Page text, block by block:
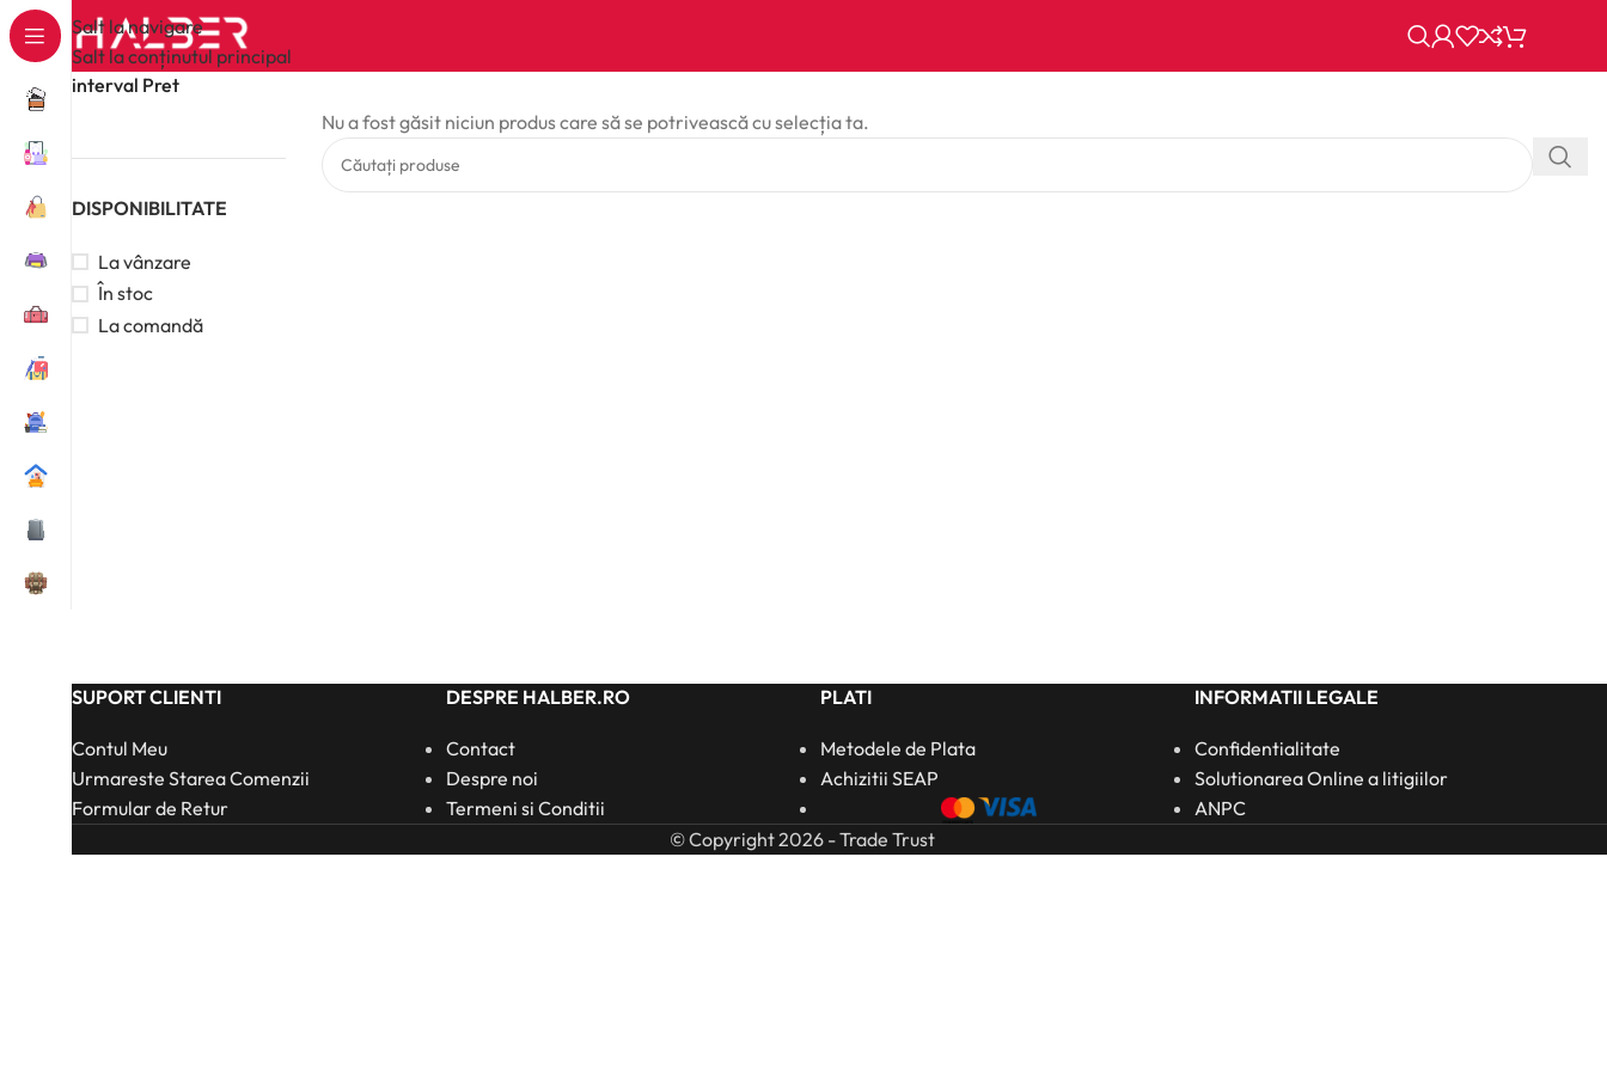
Salt la navigare
Salt la conținutul principal
interval Pret
DISPONIBILITATE
La vânzare
În stoc
La comandă
Nu a fost găsit niciun produs care să se potrivească cu selecția ta.
SUPORT CLIENTI
Contul Meu
Urmareste Starea Comenzii
Formular de Retur
DESPRE HALBER.RO
Contact
Despre noi
Termeni si Conditii
PLATI
Metodele de Plata
Achizitii SEAP
INFORMATII LEGALE
Confidentialitate
Solutionarea Online a litigiilor
ANPC
© Copyright 2026 - Trade Trust